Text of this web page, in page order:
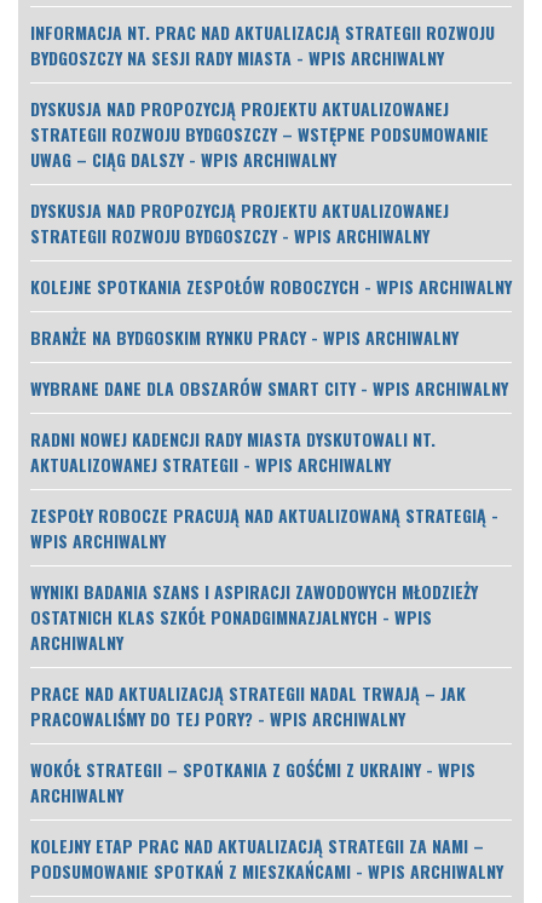
INFORMACJA NT. PRAC NAD AKTUALIZACJĄ STRATEGII ROZWOJU
BYDGOSZCZY NA SESJI RADY MIASTA - WPIS ARCHIWALNY
DYSKUSJA NAD PROPOZYCJĄ PROJEKTU AKTUALIZOWANEJ
STRATEGII ROZWOJU BYDGOSZCZY – WSTĘPNE PODSUMOWANIE
UWAG – CIĄG DALSZY - WPIS ARCHIWALNY
DYSKUSJA NAD PROPOZYCJĄ PROJEKTU AKTUALIZOWANEJ
STRATEGII ROZWOJU BYDGOSZCZY - WPIS ARCHIWALNY
KOLEJNE SPOTKANIA ZESPOŁÓW ROBOCZYCH - WPIS ARCHIWALNY
BRANŻE NA BYDGOSKIM RYNKU PRACY - WPIS ARCHIWALNY
WYBRANE DANE DLA OBSZARÓW SMART CITY - WPIS ARCHIWALNY
RADNI NOWEJ KADENCJI RADY MIASTA DYSKUTOWALI NT.
AKTUALIZOWANEJ STRATEGII - WPIS ARCHIWALNY
ZESPOŁY ROBOCZE PRACUJĄ NAD AKTUALIZOWANĄ STRATEGIĄ -
WPIS ARCHIWALNY
WYNIKI BADANIA SZANS I ASPIRACJI ZAWODOWYCH MŁODZIEŻY
OSTATNICH KLAS SZKÓŁ PONADGIMNAZJALNYCH - WPIS
ARCHIWALNY
PRACE NAD AKTUALIZACJĄ STRATEGII NADAL TRWAJĄ – JAK
PRACOWALIŚMY DO TEJ PORY? - WPIS ARCHIWALNY
WOKÓŁ STRATEGII – SPOTKANIA Z GOŚĆMI Z UKRAINY - WPIS
ARCHIWALNY
KOLEJNY ETAP PRAC NAD AKTUALIZACJĄ STRATEGII ZA NAMI –
PODSUMOWANIE SPOTKAŃ Z MIESZKAŃCAMI - WPIS ARCHIWALNY